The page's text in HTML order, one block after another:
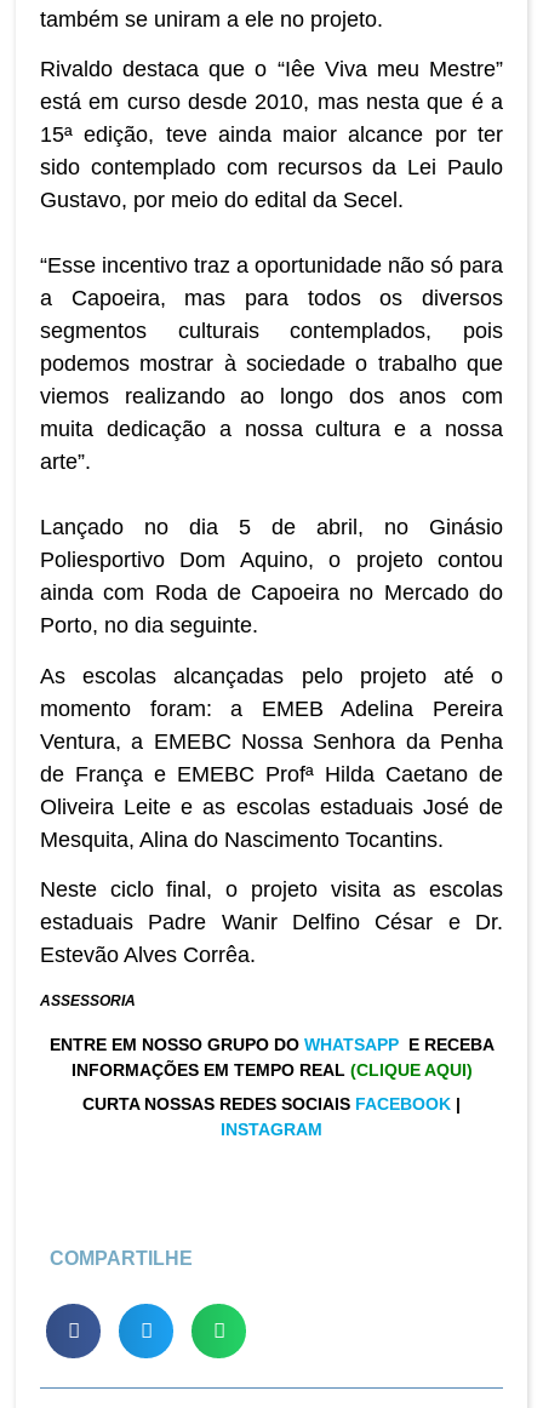
também se uniram a ele no projeto.
Rivaldo destaca que o “Iêe Viva meu Mestre”
está em curso desde 2010, mas nesta que é a
15ª edição, teve ainda maior alcance por ter
sido contemplado com recursos da Lei Paulo
Gustavo, por meio do edital da Secel.
“Esse incentivo traz a oportunidade não só para
a Capoeira, mas para todos os diversos
segmentos culturais contemplados, pois
podemos mostrar à sociedade o trabalho que
viemos realizando ao longo dos anos com
muita dedicação a nossa cultura e a nossa
arte”.
Lançado no dia 5 de abril, no Ginásio
Poliesportivo Dom Aquino, o projeto contou
ainda com Roda de Capoeira no Mercado do
Porto, no dia seguinte.
As escolas alcançadas pelo projeto até o
momento foram: a EMEB Adelina Pereira
Ventura, a EMEBC Nossa Senhora da Penha
de França e EMEBC Profª Hilda Caetano de
Oliveira Leite e as escolas estaduais José de
Mesquita, Alina do Nascimento Tocantins.
Neste ciclo final, o projeto visita as escolas
estaduais Padre Wanir Delfino César e Dr.
Estevão Alves Corrêa.
ASSESSORIA
ENTRE EM NOSSO GRUPO DO WHATSAPP E RECEBA
INFORMAÇÕES EM TEMPO REAL (CLIQUE AQUI)
CURTA NOSSAS REDES SOCIAIS FACEBOOK |
INSTAGRAM
COMPARTILHE